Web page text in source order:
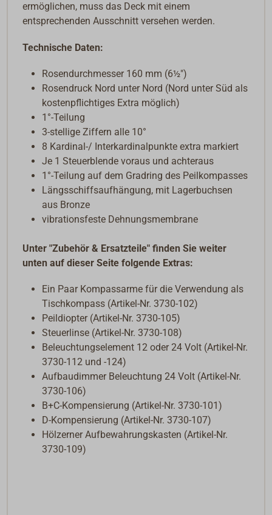
ermöglichen, muss das Deck mit einem
entsprechenden Ausschnitt versehen werden.
Technische Daten:
Rosendurchmesser 160 mm (6½")
Rosendruck Nord unter Nord (Nord unter Süd als
kostenpflichtiges Extra möglich)
1°-Teilung
3-stellige Ziffern alle 10°
8 Kardinal-/ Interkardinalpunkte extra markiert
Je 1 Steuerblende voraus und achteraus
1°-Teilung auf dem Gradring des Peilkompasses
Längsschiffsaufhängung, mit Lagerbuchsen
aus Bronze
vibrationsfeste Dehnungsmembrane
Unter "Zubehör & Ersatzteile" finden Sie weiter
unten auf dieser Seite folgende Extras:
Ein Paar Kompassarme für die Verwendung als
Tischkompass (Artikel-Nr. 3730-102)
Peildiopter (Artikel-Nr. 3730-105)
Steuerlinse (Artikel-Nr. 3730-108)
Beleuchtungselement 12 oder 24 Volt (Artikel-Nr.
3730-112 und -124)
Aufbaudimmer Beleuchtung 24 Volt (Artikel-Nr.
3730-106)
B+C-Kompensierung (Artikel-Nr. 3730-101)
D-Kompensierung (Artikel-Nr. 3730-107)
Hölzerner Aufbewahrungskasten (Artikel-Nr.
3730-109)